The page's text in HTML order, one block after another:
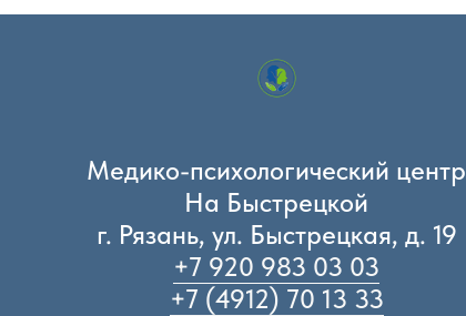
Медико-психологический центр
На Быстрецкой
г. Рязань, ул. Быстрецкая, д. 19
+7 920 983 03 03
+7 (4912) 70 13 33